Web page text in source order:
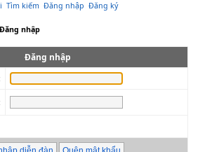
Tìm kiếm Đăng nhập Đăng ký
Đăng nhập
Đăng nhập